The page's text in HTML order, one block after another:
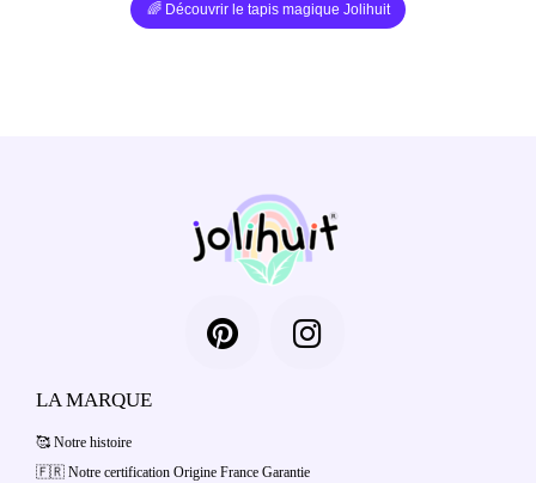
🌈 Découvrir le tapis magique Jolihuit
LA MARQUE
🥰 Notre histoire
🇫🇷 Notre certification Origine France Garantie